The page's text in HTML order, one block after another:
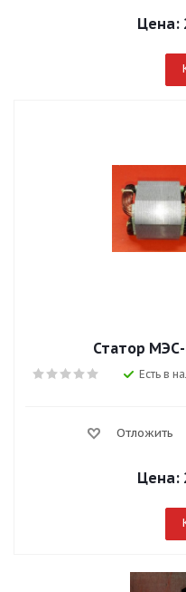
Цена:
Статор МЭС-
Есть в
Отложить
Цена: